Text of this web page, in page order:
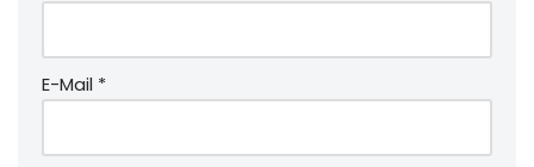
E-Mail *